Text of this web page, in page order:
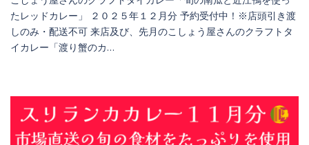
たレッドカレー」 ２０２５年１２月分 予約受付中！※店頭引き渡
しのみ・配送不可 来店及び、先月のこしょう屋さんのクラフトタ
イカレー「渡り蟹のカ…